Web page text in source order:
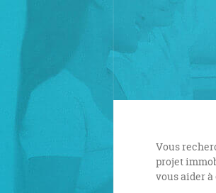
Vous
projet
vous aider à